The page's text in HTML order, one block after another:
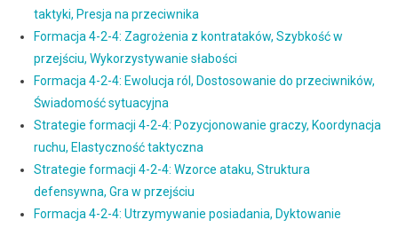
taktyki, Presja na przeciwnika
Formacja 4-2-4: Zagrożenia z kontrataków, Szybkość w
przejściu, Wykorzystywanie słabości
Formacja 4-2-4: Ewolucja ról, Dostosowanie do przeciwników,
Świadomość sytuacyjna
Strategie formacji 4-2-4: Pozycjonowanie graczy, Koordynacja
ruchu, Elastyczność taktyczna
Strategie formacji 4-2-4: Wzorce ataku, Struktura
defensywna, Gra w przejściu
Formacja 4-2-4: Utrzymywanie posiadania, Dyktowanie